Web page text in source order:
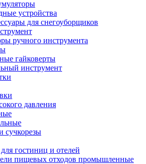
устройства
для снегоуборщиков
ручного инструмента
гайковерты
инструмент
давления
сучкорезы
гостиниц и отелей
пищевых отходов промышленные